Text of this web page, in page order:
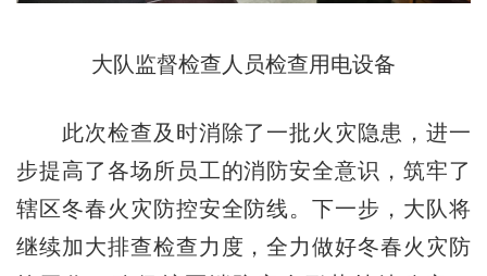
大队监督检查人员检查用电设备
此次检查及时消除了一批火灾隐患，进一
步提高了各场所员工的消防安全意识，筑牢了
辖区冬春火灾防控安全防线。下一步，大队将
继续加大排查检查力度，全力做好冬春火灾防